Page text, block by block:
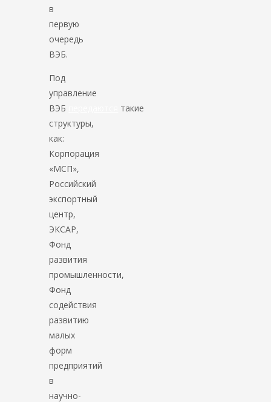
в
первую
очередь
ВЭБ.
Под
управление
ВЭБ
такие
структуры,
как:
Корпорация
«МСП»,
Российский
экспортный
центр,
ЭКСАР,
Фонд
развития
промышленности,
Фонд
содействия
развитию
малых
форм
предприятий
в
научно-